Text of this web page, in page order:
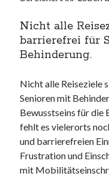
Nicht alle
barrierefrei für
Behinderung.
Nicht alle Reiseziele
Senioren mit
Bewusstseins für die
fehlt es vielerorts
und barrierefreien
Frustration und
mit